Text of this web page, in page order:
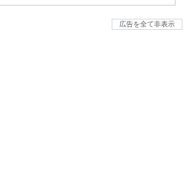
広告を全て非表示